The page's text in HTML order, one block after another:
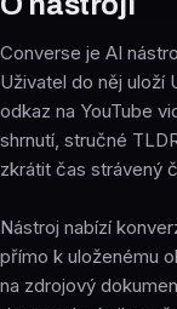
Converse je AI
Uživatel do něj uloží
odkaz na YouTube
shrnutí, stručné
zkrátit čas strávený
Nástroj nabízí
přímo k uloženému
na zdrojový